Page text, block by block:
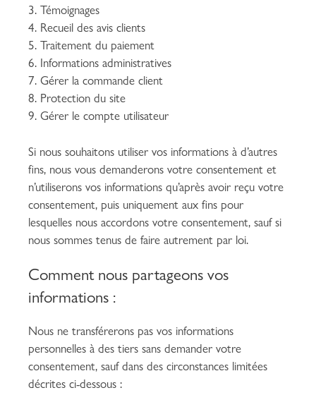
Témoignages
Recueil des avis clients
Traitement du paiement
Informations administratives
Gérer la commande client
Protection du site
Gérer le compte utilisateur
Si nous souhaitons utiliser vos informations à d’autres
fins, nous vous demanderons votre consentement et
n’utiliserons vos informations qu’après avoir reçu votre
consentement, puis uniquement aux fins pour
lesquelles nous accordons votre consentement, sauf si
nous sommes tenus de faire autrement par loi.
Comment nous partageons vos
informations :
Nous ne transférerons pas vos informations
personnelles à des tiers sans demander votre
consentement, sauf dans des circonstances limitées
décrites ci-dessous :